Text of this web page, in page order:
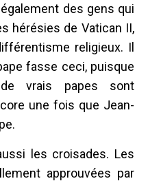
des gens qui
hérésies de Vatican II,
religieux. Il
fasse ceci, puisque
vrais papes sont
une fois que Jean-
les croisades. Les
approuvées par